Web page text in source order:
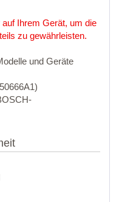
Ihrem Gerät, um die
zu gewährleisten.
und Geräte